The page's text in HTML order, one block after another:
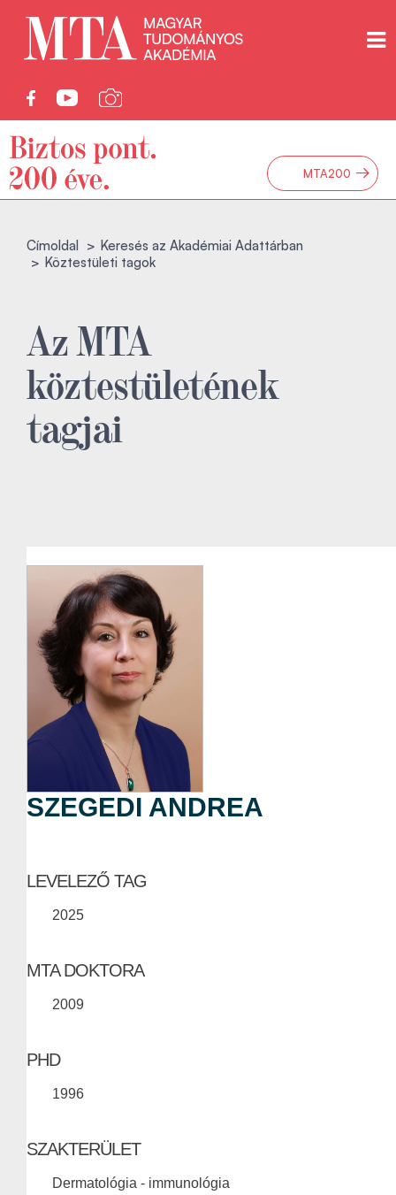
MTA200 →
Címoldal
Keresés az Akadémiai Adattárban
Köztestületi tagok
Az MTA
köztestületének
tagjai
SZEGEDI ANDREA
LEVELEZŐ TAG
2025
MTA DOKTORA
2009
PHD
1996
SZAKTERÜLET
Dermatológia - immunológia